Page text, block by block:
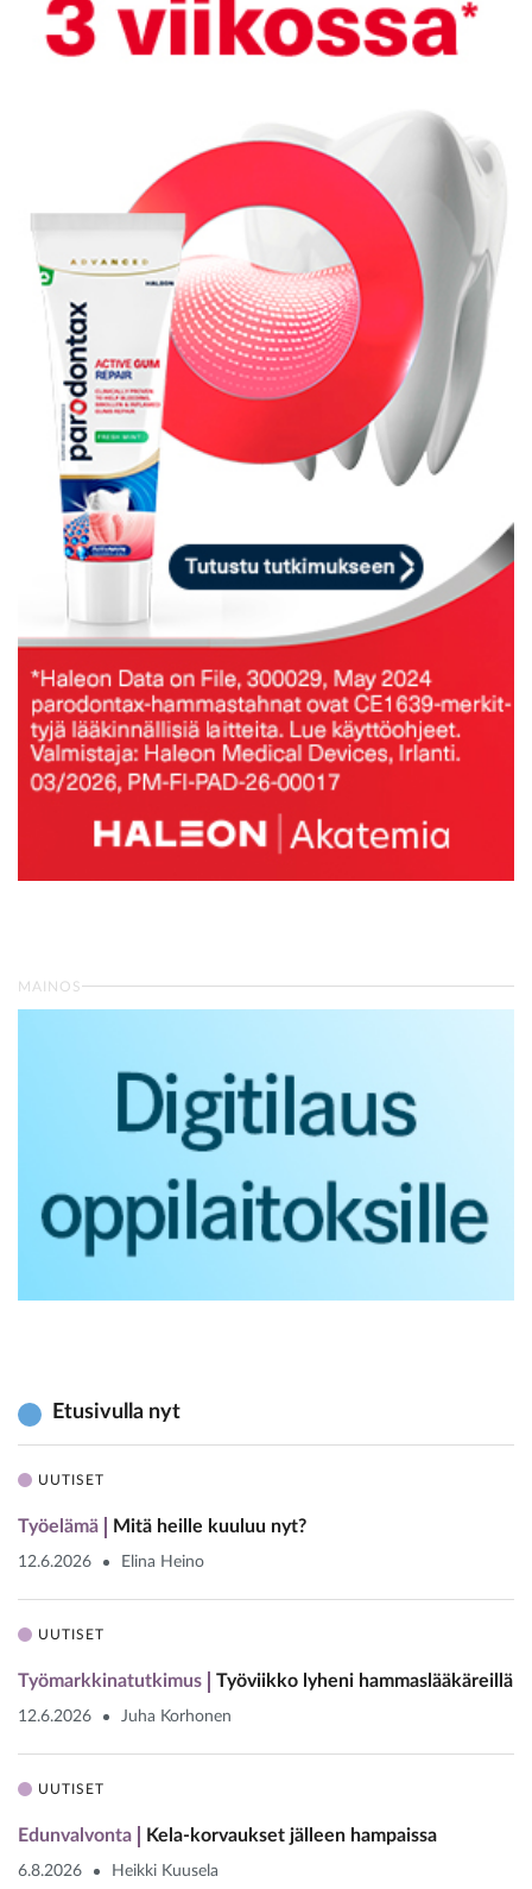
MAINOS
Etusivulla nyt
UUTISET
Työelämä Mitä heille kuuluu nyt?
12.6.2026 Elina Heino
UUTISET
Työmarkkinatutkimus Työviikko lyheni hammaslääkäreillä
12.6.2026 Juha Korhonen
UUTISET
Edunvalvonta Kela-korvaukset jälleen hampaissa
6.8.2026 Heikki Kuusela